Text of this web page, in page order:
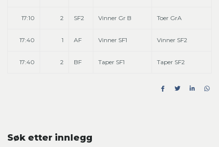
17:10 2 SF2 Vinner Gr B Toer GrA
17:40 1 AF Vinner SF1 Vinner SF2
17:40 2 BF Taper SF1 Taper SF2
Søk etter innlegg